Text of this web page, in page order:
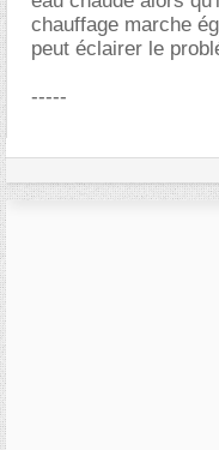
chauffage marche
peut éclairer le
-----